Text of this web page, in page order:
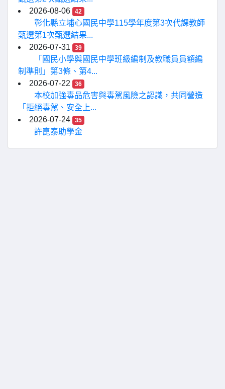
2026-08-06
42
彰化縣立埔心國民中學115學年度第3次代課教師
甄選第1次甄選結果...
2026-07-31
39
「國民小學與國民中學班級編制及教職員員額編
制準則」第3條、第4...
2026-07-22
36
本校加強毒品危害與毒駕風險之認識，共同營造
「拒絕毒駕、安全上...
2026-07-24
35
許崑泰助學金